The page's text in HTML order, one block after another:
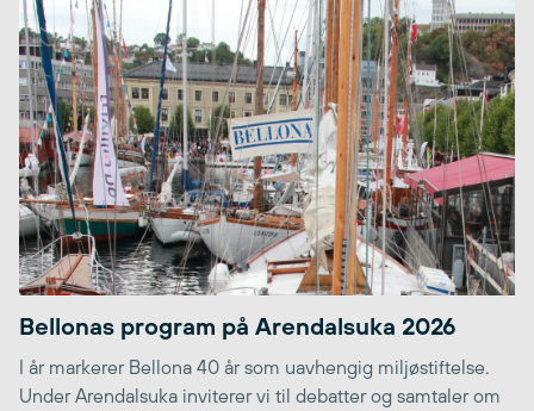
Bellonas program på Arendalsuka 2026
I år markerer Bellona 40 år som uavhengig miljøstiftelse.
Under Arendalsuka inviterer vi til debatter og samtaler om